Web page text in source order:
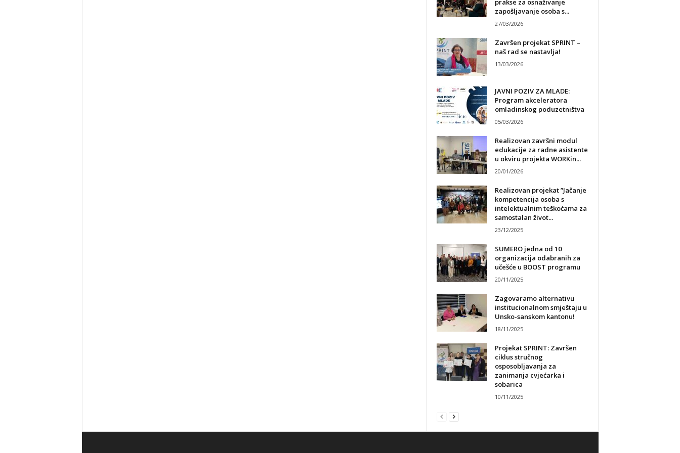
prakse za osnaživanje
zapošljavanje osoba s...
27/03/2026
Završen projekat SPRINT –
naš rad se nastavlja!
13/03/2026
JAVNI POZIV ZA MLADE:
Program akceleratora
omladinskog poduzetništva
05/03/2026
Realizovan završni modul
edukacije za radne asistente
u okviru projekta WORKin...
20/01/2026
Realizovan projekat ”Jačanje
kompetencija osoba s
intelektualnim teškoćama za
samostalan život...
23/12/2025
SUMERO jedna od 10
organizacija odabranih za
učešće u BOOST programu
20/11/2025
Zagovaramo alternativu
institucionalnom smještaju u
Unsko-sanskom kantonu!
18/11/2025
Projekat SPRINT: Završen
ciklus stručnog
osposobljavanja za
zanimanja cvjećarka i
sobarica
10/11/2025